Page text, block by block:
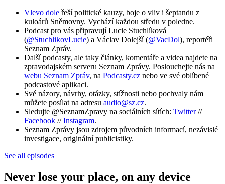
Vlevo dole řeší politické kauzy, boje o vliv i šeptandu z
kuloárů Sněmovny. Vychází každou středu v poledne.
Podcast pro vás připravují Lucie Stuchlíková
(@StuchlikovLucie) a Václav Dolejší (@VacDol), reportéři
Seznam Zpráv.
Další podcasty, ale taky články, komentáře a videa najdete na
zpravodajském serveru Seznam Zprávy. Poslouchejte nás na
webu Seznam Zpráv, na Podcasty.cz nebo ve své oblíbené
podcastové aplikaci.
Své názory, návrhy, otázky, stížnosti nebo pochvaly nám
můžete posílat na adresu audio@sz.cz.
Sledujte @SeznamZpravy na sociálních sítích: Twitter//
Facebook //Instagram.
Seznam Zprávy jsou zdrojem původních informací, nezávislé
investigace, originální publicistiky.
See all episodes
Never lose your place, on any device